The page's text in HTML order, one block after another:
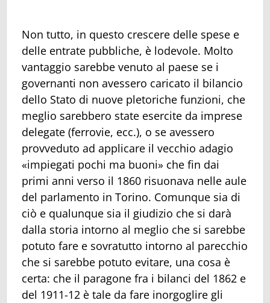
Non tutto, in questo crescere delle spese e
delle entrate pubbliche, è lodevole. Molto
vantaggio sarebbe venuto al paese se i
governanti non avessero caricato il bilancio
dello Stato di nuove pletoriche funzioni, che
meglio sarebbero state esercite da imprese
delegate (ferrovie, ecc.), o se avessero
provveduto ad applicare il vecchio adagio
«impiegati pochi ma buoni» che fin dai
primi anni verso il 1860 risuonava nelle aule
del parlamento in Torino. Comunque sia di
ciò e qualunque sia il giudizio che si darà
dalla storia intorno al meglio che si sarebbe
potuto fare e sovratutto intorno al parecchio
che si sarebbe potuto evitare, una cosa è
certa: che il paragone fra i bilanci del 1862 e
del 1911-12 è tale da fare inorgoglire gli